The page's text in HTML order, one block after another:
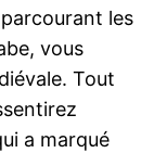
les
vous
Tout
a marqué